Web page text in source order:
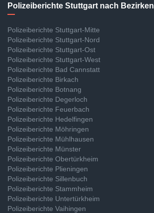
Polizeiberichte Stuttgart nach Bezirken
Polizeiberichte Stuttgart-Mitte
Polizeiberichte Stuttgart-Nord
Polizeiberichte Stuttgart-Ost
Polizeiberichte Stuttgart-West
Polizeiberichte Bad Cannstatt
Polizeiberichte Birkach
Polizeiberichte Botnang
Polizeiberichte Degerloch
Polizeiberichte Feuerbach
Polizeiberichte Hedelfingen
Polizeiberichte Möhringen
Polizeiberichte Mühlhausen
Polizeiberichte Münster
Polizeiberichte Obertürkheim
Polizeiberichte Plieningen
Polizeiberichte Sillenbuch
Polizeiberichte Stammheim
Polizeiberichte Untertürkheim
Polizeiberichte Vaihingen